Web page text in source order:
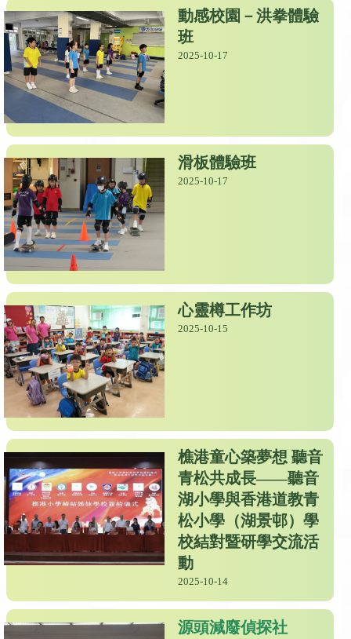
動感校園－洪拳體驗
班
2025-10-17
滑板體驗班
2025-10-17
心靈樽工作坊
2025-10-15
樵港童心築夢想 聽音
青松共成長——聽音
湖小學與香港道教青
松小學（湖景邨）學
校結對暨研學交流活
動
2025-10-14
源頭減廢偵探社